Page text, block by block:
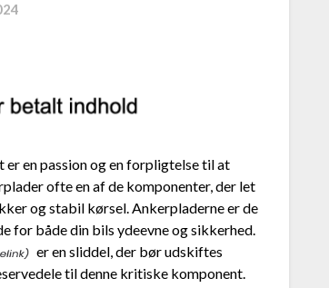
en passion og en forpligtelse til at
ofte en af de komponenter, der let
og stabil kørsel. Ankerpladerne er de
for både din bils ydeevne og sikkerhed.
er en sliddel, der bør udskiftes
til denne kritiske komponent.